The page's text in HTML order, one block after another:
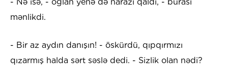
- Nə isə, - oğlan yenə də narazı qaldı, - burası
mənlikdi.
- Bir az aydın danışın! - öskürdü, qıpqırmızı
qızarmış halda sərt səslə dedi. - Sizlik olan nədi?